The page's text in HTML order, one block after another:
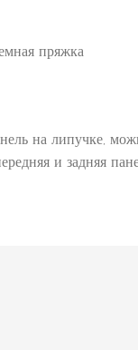
пряжка
на липучке,
и задняя